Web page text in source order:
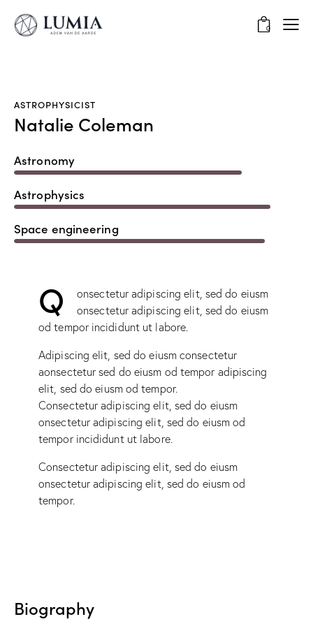
0
ASTROPHYSICIST
Natalie Coleman
Astronomy
Astrophysics
Space engineering
Q
onsectetur adipiscing elit, sed do eiusm
onsectetur adipiscing elit, sed do eiusm
od tempor incididunt ut labore.
Adipiscing elit, sed do eiusm consectetur
aonsectetur sed do eiusm od tempor adipiscing
elit, sed do eiusm od tempor.
Consectetur adipiscing elit, sed do eiusm
onsectetur adipiscing elit, sed do eiusm od
tempor incididunt ut labore.
Consectetur adipiscing elit, sed do eiusm
onsectetur adipiscing elit, sed do eiusm od
tempor.
Biography